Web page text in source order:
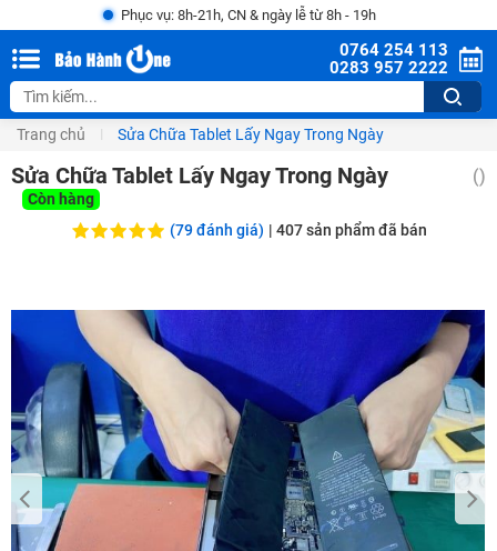
Phục vụ: 8h-21h, CN & ngày lễ từ 8h - 19h
0764 254 113
0283 957 2222
Trang chủ Sửa Chữa Tablet Lấy Ngay Trong Ngày
Sửa Chữa Tablet Lấy Ngay Trong Ngày ()
Còn hàng
(79 đánh giá) | 407sản phẩm đã bán